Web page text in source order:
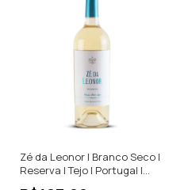
Zé da Leonor | Branco Seco |
Reserva | Tejo | Portugal |